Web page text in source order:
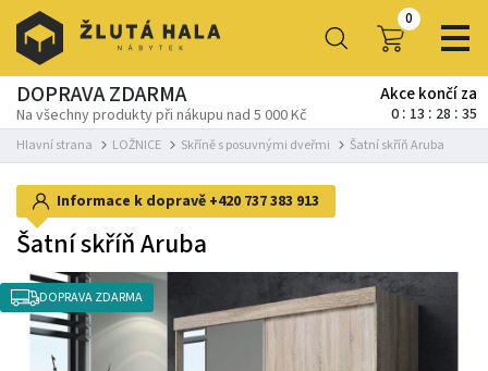
0
DOPRAVA ZDARMA
Na všechny produkty při nákupu nad 5 000 Kč
Akce končí za
0 13 28 33
Hlavní strana LOŽNICE Skříně s posuvnými dveřmi Šatní skříň Aruba
Informace k dopravě +420 737 383 913
Šatní skříň Aruba
DOPRAVA ZDARMA